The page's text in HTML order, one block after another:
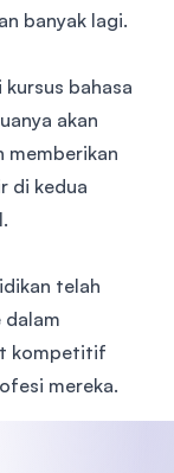
banyak lagi.
bahasa
akan
memberikan
di kedua
telah
dalam
kompetitif
mereka.